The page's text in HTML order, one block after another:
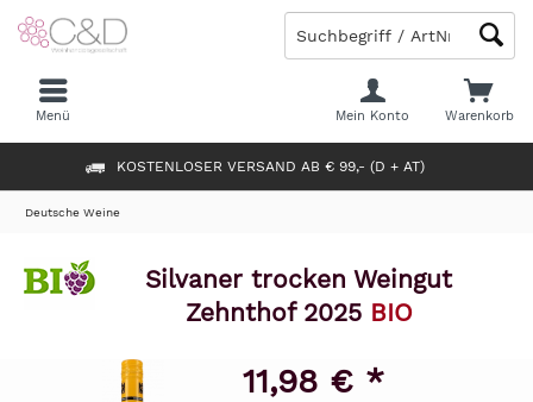
KOSTENLOSER VERSAND AB € 99,- (D + AT)
Warenkorb
Mein Konto
Menü
Deutsche Weine
Silvaner trocken Weingut
Zehnthof 2025 BIO
11,98 € *